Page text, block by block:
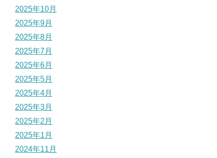
2025年10月
2025年9月
2025年8月
2025年7月
2025年6月
2025年5月
2025年4月
2025年3月
2025年2月
2025年1月
2024年11月